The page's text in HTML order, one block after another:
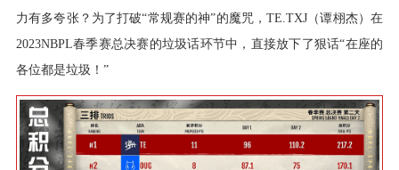
力有多夸张？为了打破“常规赛的神”的魔咒，TE.TXJ（谭栩杰）在
2023NBPL春季赛总决赛的垃圾话环节中，直接放下了狠话“在座的
各位都是垃圾！”